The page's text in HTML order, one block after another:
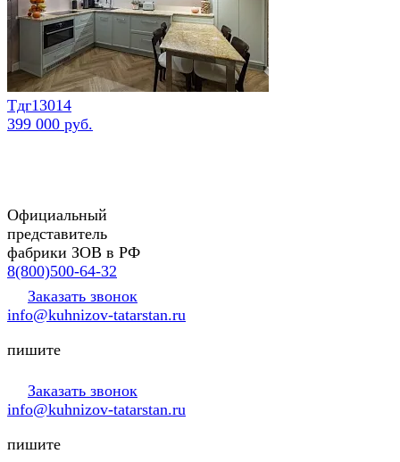
Тдг13014
399 000 руб.
Официальный
представитель
фабрики ЗОВ в РФ
8(800)500-64-32
Заказать звонок
info@kuhnizov-tatarstan.ru
пишите
Заказать звонок
info@kuhnizov-tatarstan.ru
пишите